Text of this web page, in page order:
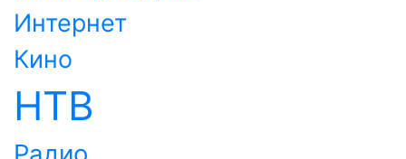
Интернет
Кино
НТВ